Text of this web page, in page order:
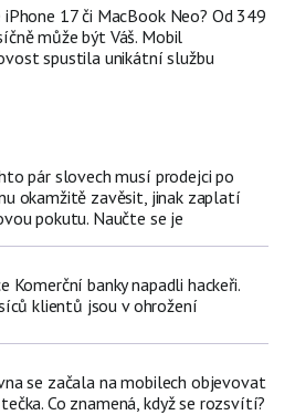
iPhone 17 či MacBook Neo? Od 349
může být Váš. Mobil
spustila unikátní službu
pár slovech musí prodejci po
okamžitě zavěsit, jinak zaplatí
pokutu. Naučte se je
Komerční banky napadli hackeři.
klientů jsou v ohrožení
se začala na mobilech objevovat
Co znamená, když se rozsvítí?